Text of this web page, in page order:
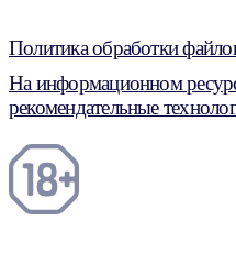
Политика обработки
На информационном
рекомендательные